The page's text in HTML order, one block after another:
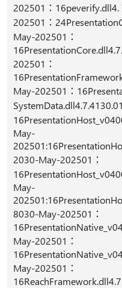
202501：
202501：
May-202501：
202501：
May-202501：
May-
2030-May-202501：
May-
8030-May-202501：
May-202501：
May-202501：